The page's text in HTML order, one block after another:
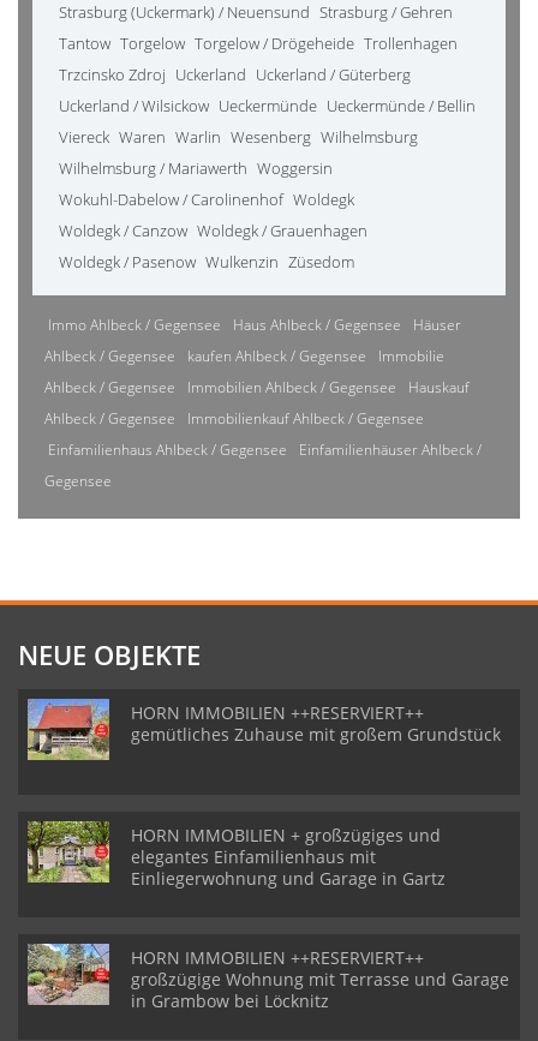
Strasburg (Uckermark) / Neuensund Strasburg / Gehren
Tantow Torgelow Torgelow / Drögeheide Trollenhagen
Trzcinsko Zdroj Uckerland Uckerland / Güterberg
Uckerland / Wilsickow Ueckermünde Ueckermünde / Bellin
Viereck Waren Warlin Wesenberg Wilhelmsburg
Wilhelmsburg / Mariawerth Woggersin
Wokuhl-Dabelow / Carolinenhof Woldegk
Woldegk / Canzow Woldegk / Grauenhagen
Woldegk / Pasenow Wulkenzin Züsedom
Immo Ahlbeck / Gegensee Haus Ahlbeck / Gegensee
Häuser
Ahlbeck / Gegensee
kaufen Ahlbeck / Gegensee
Immobilie
Ahlbeck / Gegensee
Immobilien Ahlbeck / Gegensee
Hauskauf
Ahlbeck / Gegensee
Immobilienkauf Ahlbeck / Gegensee
Einfamilienhaus Ahlbeck / Gegensee
Einfamilienhäuser Ahlbeck /
Gegensee
NEUE OBJEKTE
HORN IMMOBILIEN ++RESERVIERT++
gemütliches Zuhause mit großem Grundstück
HORN IMMOBILIEN + großzügiges und
elegantes Einfamilienhaus mit
Einliegerwohnung und Garage in Gartz
HORN IMMOBILIEN ++RESERVIERT++
großzügige Wohnung mit Terrasse und Garage
in Grambow bei Löcknitz